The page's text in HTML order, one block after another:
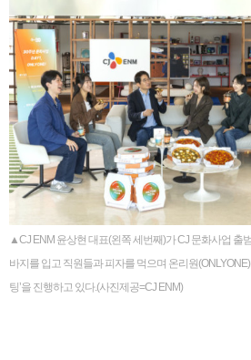
▲CJ ENM 윤상현 대표(왼쪽 세번째)가 CJ 문화사업 출
바지를 입고 직원들과 피자를 먹으며 온리원(ONLYONE)
팅’을 진행하고 있다.(사진제공=CJ ENM)